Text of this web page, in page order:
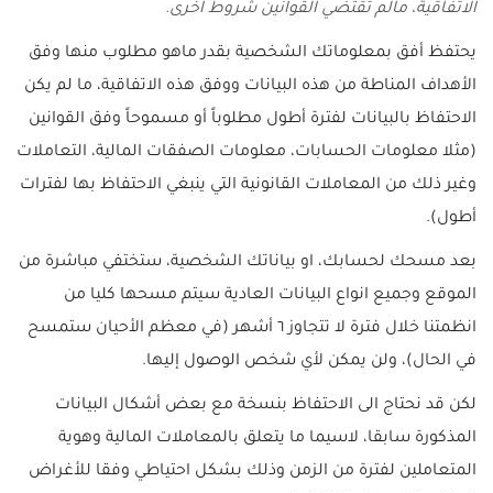
الاتفاقية، مالم تقتضي القوانين شروط اخرى.
يحتفظ أفق بمعلوماتك الشخصية بقدر ماهو مطلوب منها وفق
الأهداف المناطة من هذه البيانات ووفق هذه الاتفاقية، ما لم يكن
الاحتفاظ بالبيانات لفترة أطول مطلوباً أو مسموحاً وفق القوانين
(مثلا معلومات الحسابات، معلومات الصفقات المالية، التعاملات
وغير ذلك من المعاملات القانونية التي ينبغي الاحتفاظ بها لفترات
أطول).
بعد مسحك لحسابك، او بياناتك الشخصية، ستختفي مباشرة من
الموقع وجميع انواع البيانات العادية سيتم مسحها كليا من
انظمتنا خلال فترة لا تتجاوز ٦ أشهر (في معظم الأحيان ستمسح
في الحال)، ولن يمكن لأي شخص الوصول إليها.
لكن قد نحتاج الى الاحتفاظ بنسخة مع بعض أشكال البيانات
المذكورة سابقا، لاسيما ما يتعلق بالمعاملات المالية وهوية
المتعاملين لفترة من الزمن وذلك بشكل احتياطي وفقا للأغراض